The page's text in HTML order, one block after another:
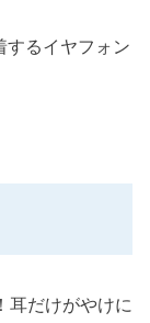
するイヤフォン
耳だけがやけに